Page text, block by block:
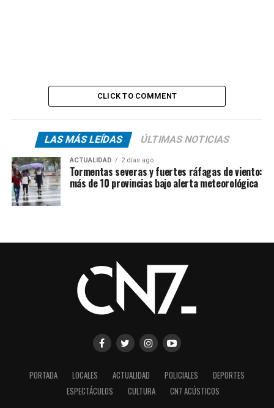
CLICK TO COMMENT
LAS MÁS LEÍDAS ÚLTIMAS NOTICIAS
ACTUALIDAD 2 días ago
Tormentas severas y fuertes ráfagas de viento:
más de 10 provincias bajo alerta meteorológica
PORTADA LOCALES ACTUALIDAD POLICIALES
DEPORTES
ESPECTÁCULOS
CULTURA CN7 ACÚSTICOS